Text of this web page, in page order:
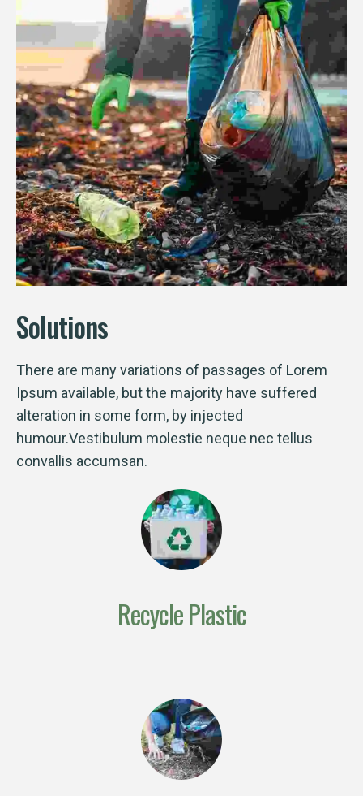
Solutions
There are many variations of passages of Lorem
Ipsum available, but the majority have suffered
alteration in some form, by injected
humour.Vestibulum molestie neque nec tellus
convallis accumsan.
Recycle Plastic